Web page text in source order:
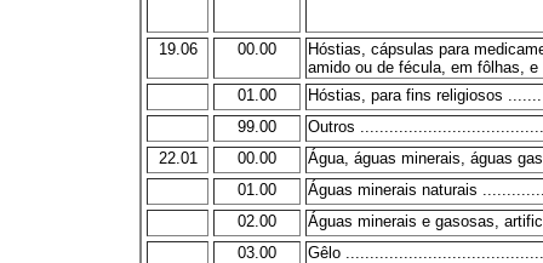
19.06 00.00
Hóstias, cápsulas para
amido ou de fécula, em fôlhas,
01.00
Hóstias, para fins religiosos
99.00
Outros
22.01
00.00
Água, águas minerais, águas
01.00
Águas minerais naturais
02.00
Águas minerais e gasosas,
03.00
Gêlo